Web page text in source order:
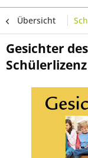
Übersicht
Gesichter